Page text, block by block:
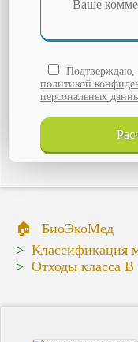
Камышин
Кинель
Киров
Кирово-Чепецк
Котельнич
Кстово
Кумертау
Лысково
Лысьва
Маркс
Медногорск
Набережные Челны
Нижнекамск
Подтверждаю,
политикой
персональных
БиоЭкоМед
Классификация
Отходы класса В